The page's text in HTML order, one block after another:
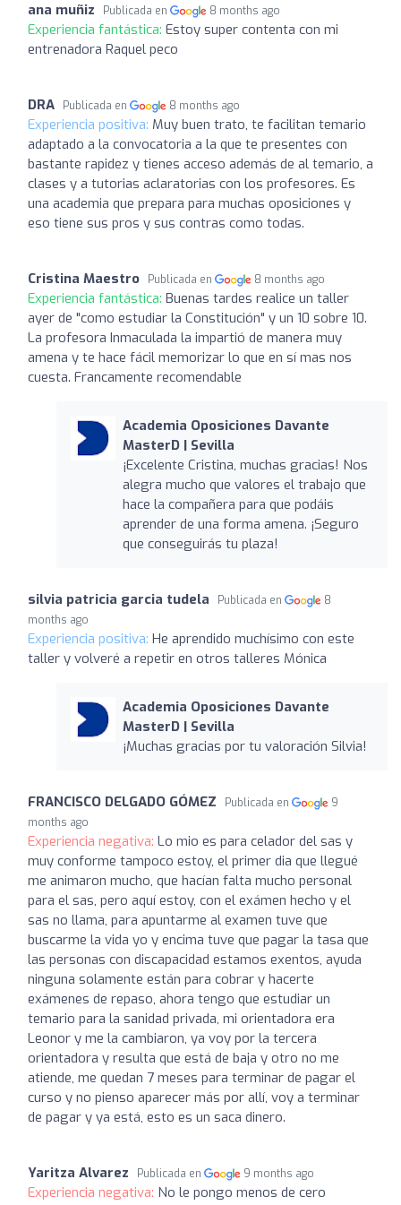
ana muñiz Publicada en 8 months ago
Experiencia fantástica: Estoy super contenta con mi
entrenadora Raquel peco
DRA Publicada en 8 months ago
Experiencia positiva: Muy buen trato, te facilitan temario
adaptado a la convocatoria a la que te presentes con
bastante rapidez y tienes acceso además de al temario, a
clases y a tutorias aclaratorias con los profesores. Es
una academia que prepara para muchas oposiciones y
eso tiene sus pros y sus contras como todas.
Cristina Maestro Publicada en 8 months ago
Experiencia fantástica: Buenas tardes realice un taller
ayer de "como estudiar la Constitución" y un 10 sobre 10.
La profesora Inmaculada la impartió de manera muy
amena y te hace fácil memorizar lo que en sí mas nos
cuesta. Francamente recomendable
Academia Oposiciones Davante
MasterD | Sevilla
¡Excelente Cristina, muchas gracias! Nos
alegra mucho que valores el trabajo que
hace la compañera para que podáis
aprender de una forma amena. ¡Seguro
que conseguirás tu plaza!
silvia patricia garcia tudela Publicada en
8
months ago
Experiencia positiva: He aprendido muchísimo con este
taller y volveré a repetir en otros talleres Mónica
Academia Oposiciones Davante
MasterD | Sevilla
¡Muchas gracias por tu valoración Silvia!
FRANCISCO DELGADO GÓMEZ Publicada en
9
months ago
Experiencia negativa: Lo mio es para celador del sas y
muy conforme tampoco estoy, el primer dia que llegué
me animaron mucho, que hacían falta mucho personal
para el sas, pero aquí estoy, con el exámen hecho y el
sas no llama, para apuntarme al examen tuve que
buscarme la vida yo y encima tuve que pagar la tasa que
las personas con discapacidad estamos exentos, ayuda
ninguna solamente están para cobrar y hacerte
exámenes de repaso, ahora tengo que estudiar un
temario para la sanidad privada, mi orientadora era
Leonor y me la cambiaron, ya voy por la tercera
orientadora y resulta que está de baja y otro no me
atiende, me quedan 7 meses para terminar de pagar el
curso y no pienso aparecer más por allí, voy a terminar
de pagar y ya está, esto es un saca dinero.
Yaritza Alvarez Publicada en 9 months ago
Experiencia negativa: No le pongo menos de cero